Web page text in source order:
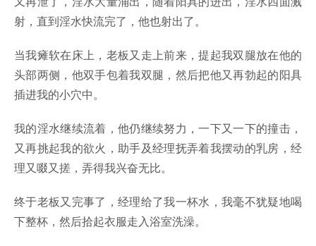
射，直到淫水快流完了，他也射出了。
当我瘫软在床上，老板又走上前来，提起我双腿放在他的
头部两侧，他双手包着我双腿，然后把他又再勃起的阳具
插进我的小穴中。
我的淫水继续流着，他仍继续努力，一下又一下的撞击，
又再挑起我的欲火，助手及经理抚弄着我摆动的乳房，经
理又啜又搓，弄得我兴奋无比。
终于老板又完事了，经理给了我一杯水，我毫不犹疑地喝
下整杯，然后拾起衣服走入浴室洗澡。